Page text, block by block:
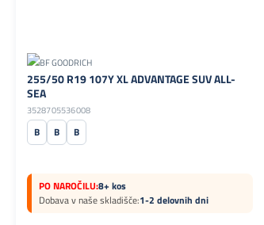
255/50 R19 107Y XL ADVANTAGE SUV ALL-
SEA
3528705536008
B B B
PO NAROČILU:8+ kos
Dobava v naše skladišče:1-2 delovnih dni